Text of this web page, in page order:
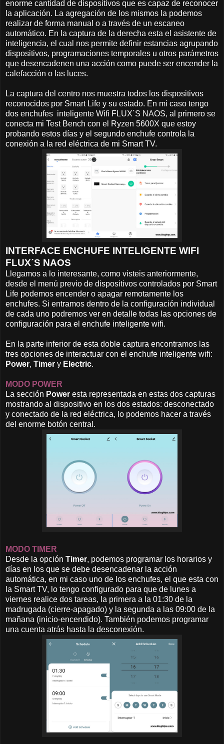
enorme cantidad de dispositivos que es capaz de reconocer
la aplicación. La agregación de los mismos la podemos
realizar de forma manual o a través de un escaneo
automático. En la captura de la derecha esta el asistente de
inteligencia, el cual nos permite definir estancias agrupando
dispositivos, programaciones temporales u otros parámetros
que desencadenen una acción como puede ser encender la
calefacción o las luces.
La captura del centro nos muestra todos los dispositivos
reconocidos por Smart Life y su estado. En mi caso tengo
dos enchufes inteligente Wifi FLUX´S NAOS, al primero se
conecta mi Test Bench con el Ryzen 5600X que estoy
probando estos días y el segundo enchufe controla la
conexión a la red eléctrica de mi Smart TV.
INTERFACE ENCHUFE INTELIGENTE WIFI
FLUX´S NAOS
Llegamos a lo interesante, como visteis anteriormente,
desde el menú previo de dispositivos controlados por Smart
Life podemos encender o apagar remotamente los
enchufes. Si entramos dentro de la configuración individual
de cada uno podremos ver en detalle todas las opciones de
configuración para el enchufe inteligente wifi.
En la parte inferior de esta doble captura encontramos las
tres opciones de interactuar con el enchufe inteligente wifi:
Power, Timer y Electric.
MODO POWER
La sección Power esta representada en estas dos capturas
mostrando al dispositivo en los dos estados: desconectado
y conectado de la red eléctrica, lo podemos hacer a través
del enorme botón central.
MODO TIMER
Desde la opción Timer, podemos programar los horarios y
días en los que se debe desencadenar la acción
automática, en mi caso uno de los enchufes, el que esta con
la Smart TV, lo tengo configurado para que de lunes a
viernes realice dos tareas, la primera a la 01:30 de la
madrugada (cierre-apagado) y la segunda a las 09:00 de la
mañana (inicio-encendido). También podemos programar
una cuenta atrás hasta la desconexión.